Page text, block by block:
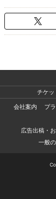
チケッ
会社案内
プ
広告出稿・
一般